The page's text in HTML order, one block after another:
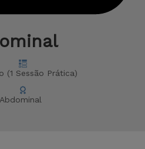
(1 Sessão Prática)